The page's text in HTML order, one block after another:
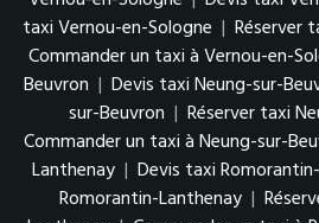
taxi Vernou-en-Sologne | Réserver
Commander un taxi à Vernou-en-
Beuvron | Devis taxi Neung-sur-
sur-Beuvron | Réserver taxi
Commander un taxi à Neung-sur-
Lanthenay | Devis taxi
Romorantin-Lanthenay |